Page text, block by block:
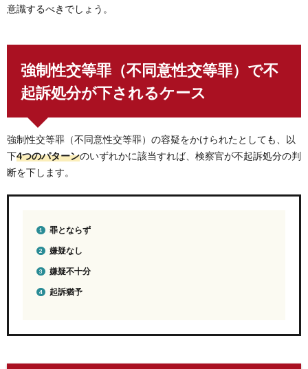
意識するべきでしょう。
強制性交等罪（不同意性交等罪）で不
起訴処分が下されるケース
強制性交等罪（不同意性交等罪）の容疑をかけられたとしても、以
下4つのパターンのいずれかに該当すれば、検察官が不起訴処分の判
断を下します。
罪とならず
嫌疑なし
嫌疑不十分
起訴猶予